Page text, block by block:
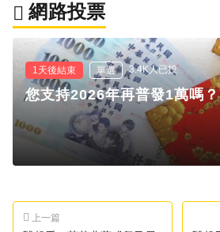
網路投票
1天後結束 單選 3.4K人已投
您支持2026年再普發1萬嗎？
上一篇